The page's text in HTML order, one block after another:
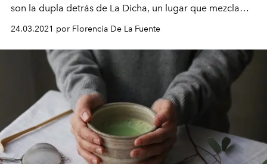
son la dupla detrás de La Dicha, un lugar que mezcla
gastronomia, decoración y muchas plantas.
24.03.2021 por Florencia De La Fuente